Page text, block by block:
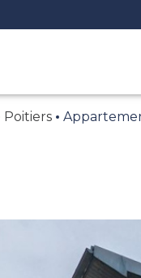
Poitiers